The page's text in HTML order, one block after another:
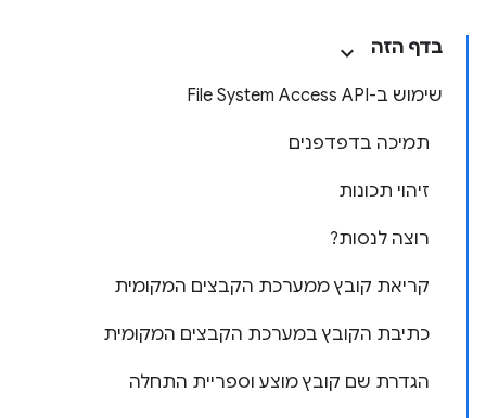
בדף הזה
שימוש ב-File System Access API
תמיכה בדפדפנים
זיהוי תכונות
רוצה לנסות?
קריאת קובץ ממערכת הקבצים המקומית
כתיבת הקובץ במערכת הקבצים המקומית
הגדרת שם קובץ מוצע וספריית התחלה